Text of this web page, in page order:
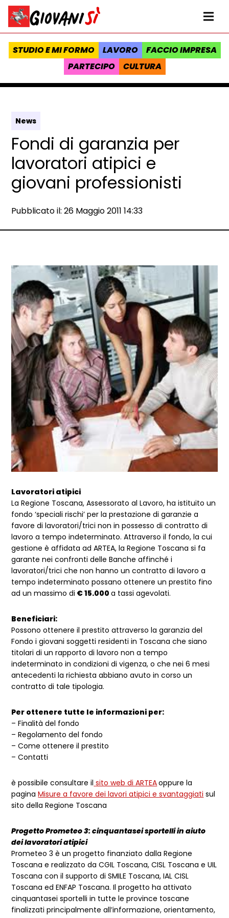
Vai al contenuto
Homepage Giovanisì - Progetto della Regione Toscana
STUDIO E MI FORMO LAVORO
FACCIO IMPRESA
PARTECIPO
CULTURA
News
Fondi di garanzia per
lavoratori atipici e
giovani professionisti
Data e ora:
Pubblicato il: 26 Maggio 2011 14:33
Dettagli articolo
Lavoratori atipici
La Regione Toscana, Assessorato al Lavoro, ha istituito un
fondo ‘speciali rischi’ per la prestazione di garanzie a
favore di lavoratori/trici non in possesso di contratto di
lavoro a tempo indeterminato. Attraverso il fondo, la cui
gestione è affidata ad ARTEA, la Regione Toscana si fa
garante nei confronti delle Banche affinché i
lavoratori/trici che non hanno un contratto di lavoro a
tempo indeterminato possano ottenere un prestito fino
ad un massimo di € 15.000a tassi agevolati.
Beneficiari:
Possono ottenere il prestito attraverso la garanzia del
Fondo i giovani soggetti residenti in Toscana che siano
titolari di un rapporto di lavoro non a tempo
indeterminato in condizioni di vigenza, o che nei 6 mesi
antecedenti la richiesta abbiano avuto in corso un
contratto di tale tipologia.
Per ottenere tutte le informazioni per:
– Finalità del fondo
– Regolamento del fondo
– Come ottenere il prestito
– Contatti
è possibile consultare il sito web di ARTEAoppure la
paginaMisure a favore dei lavori atipici e svantaggiati sul
sito della Regione Toscana
Progetto Prometeo 3: cinquantasei sportelli in aiuto
dei lavoratori atipici
Prometeo 3 è un progetto finanziato dalla Regione
Toscana e realizzato da CGIL Toscana, CISL Toscana e UIL
Toscana con il supporto di SMILE Toscana, IAL CISL
Toscana ed ENFAP Toscana. Il progetto ha attivato
cinquantasei sportelli in tutte le province toscane
finalizzati principalmente all’informazione, orientamento,